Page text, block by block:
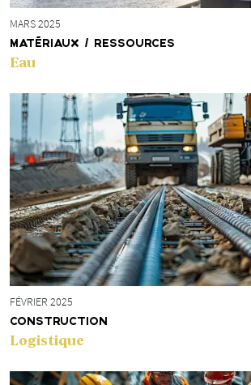
MARS 2025
MATÉRIAUX / RESSOURCES
Eau
FÉVRIER 2025
CONSTRUCTION
Logistique